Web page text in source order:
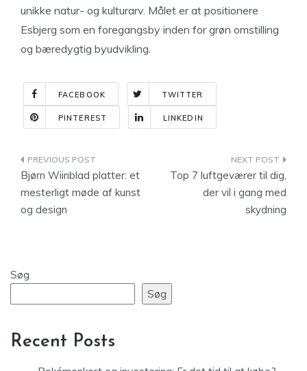
unikke natur- og kulturarv. Målet er at positionere
Esbjerg som en foregangsby inden for grøn omstilling
og bæredygtig byudvikling.
FACEBOOK TWITTER
PINTEREST LINKEDIN
Indlægsnavigation
Bjørn Wiinblad platter: et
mesterligt møde af kunst
og design
Top 7 luftgeværer til dig,
der vil i gang med
skydning
Søg
Søg
Recent Posts